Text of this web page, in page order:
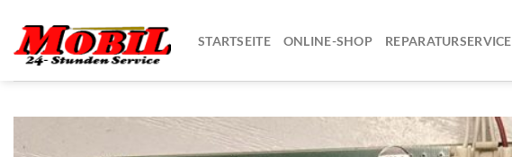
Inhalt
springen
STARTSEITE ONLINE-SHOP REPARATURSERVICE